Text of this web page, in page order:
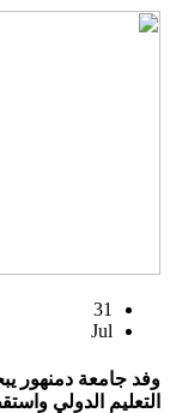
31
Jul
وفد جامعة دمنهور
التعليم الدولي